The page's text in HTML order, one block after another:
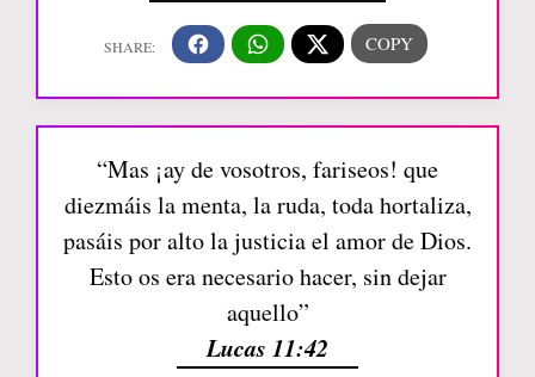
“Mas ¡ay de vosotros, fariseos! que
diezmáis la menta, la ruda, toda hortaliza,
pasáis por alto la justicia el amor de Dios.
Esto os era necesario hacer, sin dejar
aquello”
Lucas 11:42